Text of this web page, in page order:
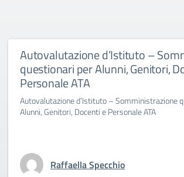
Autovalutazione d’Istituto –
questionari per Alunni, Genitori,
Personale ATA
Autovalutazione d’Istituto – Somministrazione
Alunni, Genitori, Docenti e Personale ATA
Raffaella Specchio